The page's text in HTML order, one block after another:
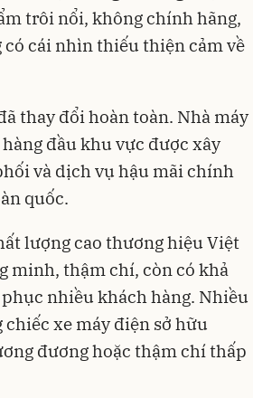
trôi nổi, không chính hãng,
cái nhìn thiếu thiện cảm về
thay đổi hoàn toàn. Nhà máy
đầu khu vực được xây
và dịch vụ hậu mãi chính
quốc.
lượng cao thương hiệu Việt
minh, thậm chí, còn có khả
nhiều khách hàng. Nhiều
xe máy điện sở hữu
đương hoặc thậm chí thấp